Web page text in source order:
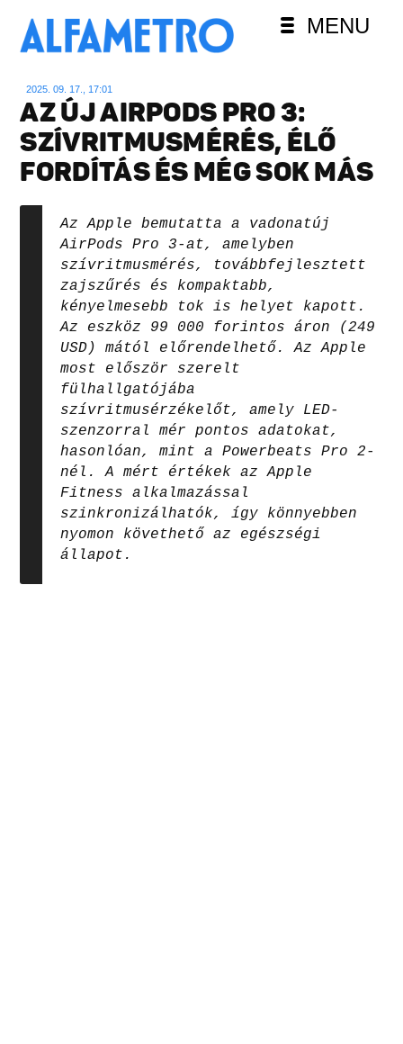
MENU
2025. 09. 17., 17:01
AZ ÚJ AIRPODS PRO 3:
SZÍVRITMUSMÉRÉS, ÉLŐ
FORDÍTÁS ÉS MÉG SOK MÁS
Az Apple bemutatta a vadonatúj
AirPods Pro 3-at, amelyben
szívritmusmérés, továbbfejlesztett
zajszűrés és kompaktabb,
kényelmesebb tok is helyet kapott.
Az eszköz 99 000 forintos áron (249
USD) mától előrendelhető. Az Apple
most először szerelt
fülhallgatójába
szívritmusérzékelőt, amely LED-
szenzorral mér pontos adatokat,
hasonlóan, mint a Powerbeats Pro 2-
nél. A mért értékek az Apple
Fitness alkalmazással
szinkronizálhatók, így könnyebben
nyomon követhető az egészségi
állapot.